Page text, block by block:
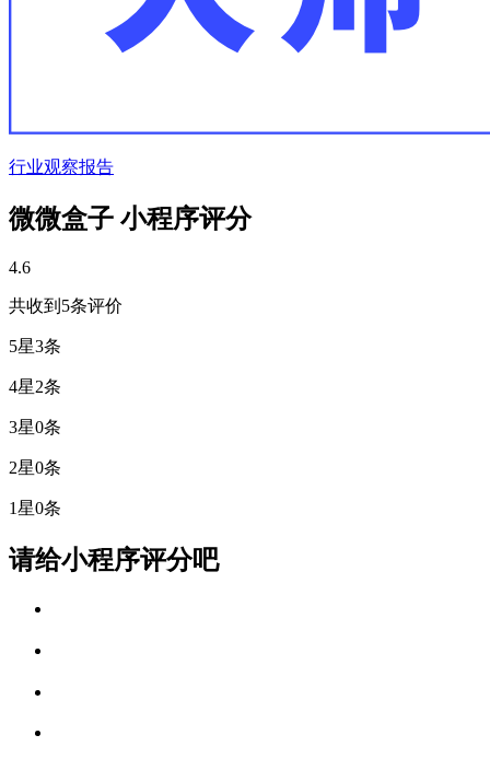
行业观察报告
微微盒子 小程序评分
4.6
共收到5条评价
5星3条
4星2条
3星0条
2星0条
1星0条
请给小程序评分吧